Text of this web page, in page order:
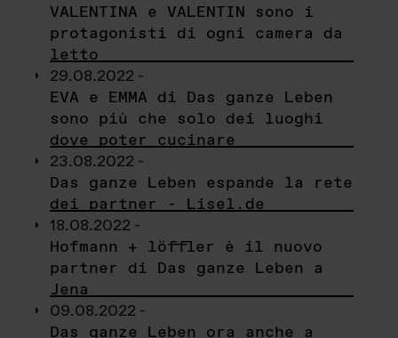
VALENTINA e VALENTIN sono i
protagonisti di ogni camera da
letto
29.08.2022 -
EVA e EMMA di Das ganze Leben
sono più che solo dei luoghi
dove poter cucinare
23.08.2022 -
Das ganze Leben espande la rete
dei partner - Lisel.de
18.08.2022 -
Hofmann + löffler è il nuovo
partner di Das ganze Leben a
Jena
09.08.2022 -
Das ganze Leben ora anche a